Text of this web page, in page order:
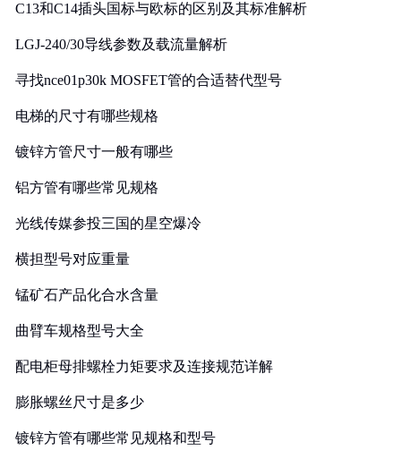
C13和C14插头国标与欧标的区别及其标准解析
LGJ-240/30导线参数及载流量解析
寻找nce01p30k MOSFET管的合适替代型号
电梯的尺寸有哪些规格
镀锌方管尺寸一般有哪些
铝方管有哪些常见规格
光线传媒参投三国的星空爆冷
横担型号对应重量
锰矿石产品化合水含量
曲臂车规格型号大全
配电柜母排螺栓力矩要求及连接规范详解
膨胀螺丝尺寸是多少
镀锌方管有哪些常见规格和型号